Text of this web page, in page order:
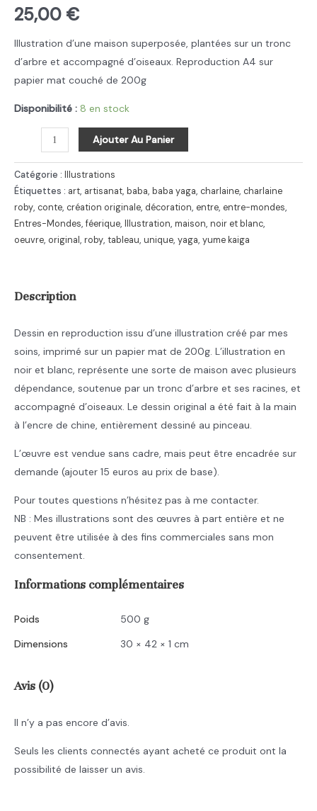
25,00 €
Illustration d’une maison superposée, plantées sur un tronc
d’arbre et accompagné d’oiseaux. Reproduction A4 sur
papier mat couché de 200g
Disponibilité : 8 en stock
REPRODUCTION
A4
-
illustration
d'une
un
d'arbre
-
21
cm
x
29,7
cm
Ajouter Au Panier
Catégorie : Illustrations
Étiquettes : art, artisanat, baba, baba yaga, charlaine, charlaine
roby, conte, création originale, décoration, entre, entre-mondes,
Entres-Mondes, féerique, Illustration, maison, noir et blanc,
oeuvre, original, roby, tableau, unique, yaga, yume kaiga
Description
Dessin en reproduction issu d’une illustration créé par mes
soins, imprimé sur un papier mat de 200g. L’illustration en
noir et blanc, représente une sorte de maison avec plusieurs
dépendance, soutenue par un tronc d’arbre et ses racines, et
accompagné d’oiseaux. Le dessin original a été fait à la main
à l’encre de chine, entièrement dessiné au pinceau.
L’œuvre est vendue sans cadre, mais peut être encadrée sur
demande (ajouter 15 euros au prix de base).
Pour toutes questions n’hésitez pas à me contacter.
NB : Mes illustrations sont des œuvres à part entière et ne
peuvent être utilisée à des fins commerciales sans mon
consentement.
Informations complémentaires
Poids
500 g
Dimensions
30 × 42 × 1 cm
Avis (0)
Il n’y a pas encore d’avis.
Seuls les clients connectés ayant acheté ce produit ont la
possibilité de laisser un avis.